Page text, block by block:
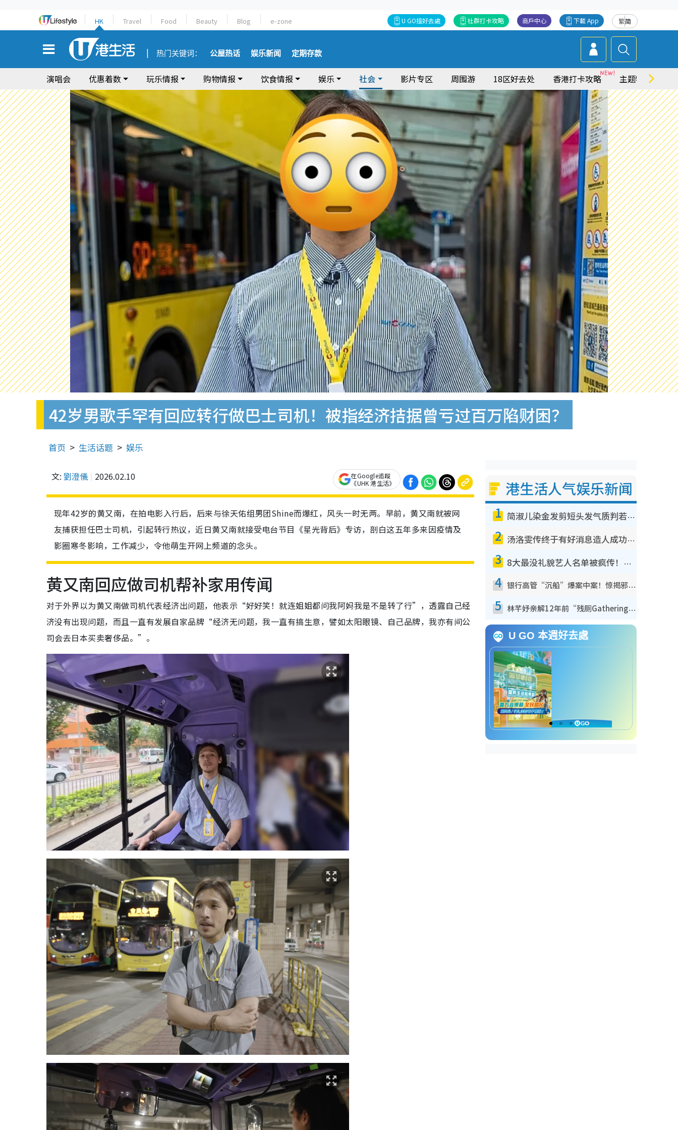
HK Travel Food Beauty Blog e-zone 繁简
下載 App
商戶中心
社群打卡攻略
U GO搵好去處
热门关键词： 公屋热话 娱乐新闻 定期存款
演唱会 优惠着数 玩乐情报 购物情报 饮食情报 娱乐 社会 影片专区 周围游 18区好去处 香港打卡攻略 主题特集
42岁男歌手罕有回应转行做巴士司机！被指经济拮据曾亏过百万陷财困？
首页 生活话题 娱乐
文: 劉澄儀 2026.02.10
在Google追蹤
《UHK 港生活》
现年42岁的黄又南，在拍电影入行后，后来与徐天佑组男团Shine而爆红，风头一时无两。早前，黄又南就被网
友捕获担任巴士司机，引起转行热议，近日黄又南就接受电台节目《星光背后》专访，剖白这五年多来因疫情及
影圈寒冬影响，工作减少，令他萌生开网上频道的念头。
黄又南回应做司机帮补家用传闻
对于外界以为黄又南做司机代表经济出问题，他表示“好好笑！就连姐姐都问我阿妈我是不是转了行”，透露自己经
济没有出现问题，而且一直有发展自家品牌“经济无问题，我一直有搞生意，譬如太阳眼镜、自己品牌，我亦有间公
司会去日本买卖奢侈品。”。
港生活人气娱乐新闻
1 简淑儿染金发剪短头发气质判若两人！吓坏老公麦大力都认不出：“你做什么？”
2 汤洛雯传终于有好消息造人成功！两大细节曝孕味极浓引猜测：大肚婆先会咁！
3 8大最没礼貌艺人名单被疯传！网友揭发明星真面目，一致数落这一位是无品天花板？
4 银行高管“沉船”爆案中案！惊揭邪教洗脑操控卖淫被吞600万，幕后黑手讲多错多
5 林芊妤亲解12年前“残厕Gathering”真相！高层解约一句话重创尊严，至今拒返TVB
U GO 本週好去處